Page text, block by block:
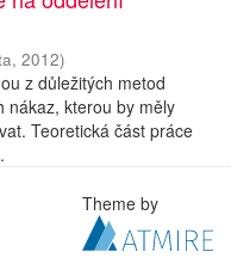
, 2012)
z důležitých metod
nákaz, kterou by měly
Teoretická část práce
Theme by